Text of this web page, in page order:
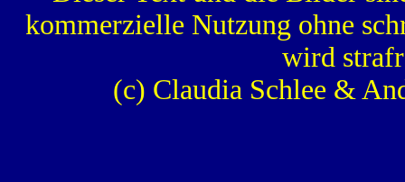
kommerzielle Nutzung ohne
wird
(c) Claudia Schlee &